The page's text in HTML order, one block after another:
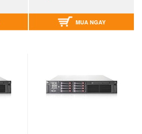
MUA NGAY